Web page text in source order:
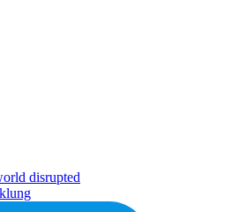
disrupted